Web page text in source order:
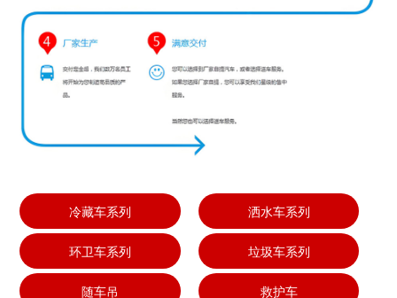
冷藏车系列 洒水车系列
环卫车系列 垃圾车系列
随车吊 救护车